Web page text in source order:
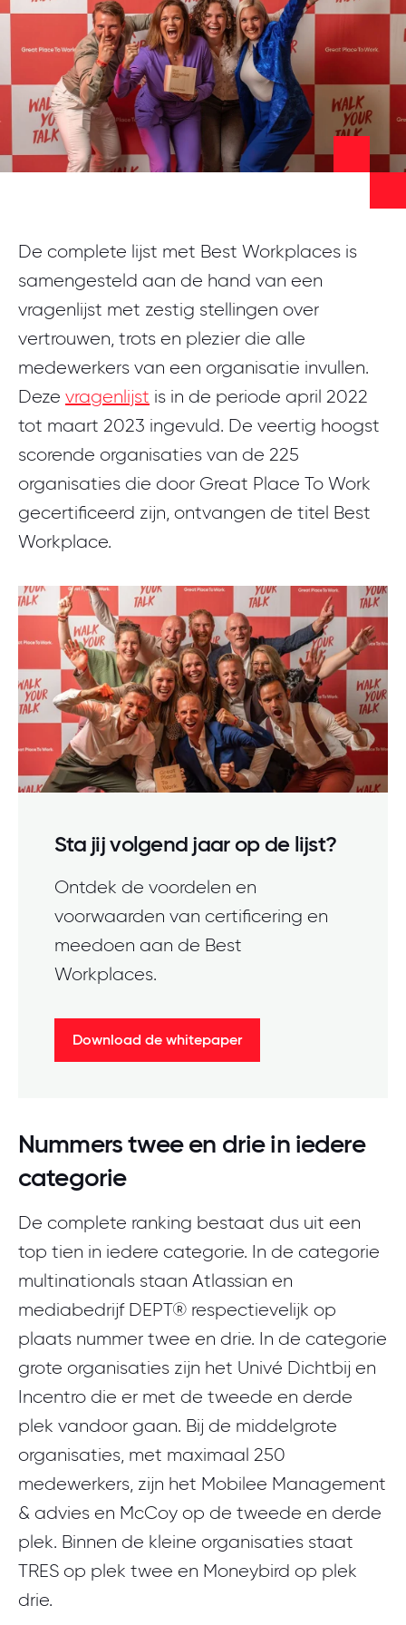
De complete lijst met Best Workplaces is
samengesteld aan de hand van een
vragenlijst met zestig stellingen over
vertrouwen, trots en plezier die alle
medewerkers van een organisatie invullen.
Deze vragenlijst is in de periode april 2022
tot maart 2023 ingevuld. De veertig hoogst
scorende organisaties van de 225
organisaties die door Great Place To Work
gecertificeerd zijn, ontvangen de titel Best
Workplace.
Sta jij volgend jaar op de lijst?
Ontdek de voordelen en
voorwaarden van certificering en
meedoen aan de Best
Workplaces.
Download de whitepaper
Nummers twee en drie in iedere
categorie
De complete ranking bestaat dus uit een
top tien in iedere categorie. In de categorie
multinationals staan Atlassian en
mediabedrijf DEPT® respectievelijk op
plaats nummer twee en drie. In de categorie
grote organisaties zijn het Univé Dichtbij en
Incentro die er met de tweede en derde
plek vandoor gaan. Bij de middelgrote
organisaties, met maximaal 250
medewerkers, zijn het Mobilee Management
& advies en McCoy op de tweede en derde
plek. Binnen de kleine organisaties staat
TRES op plek twee en Moneybird op plek
drie.